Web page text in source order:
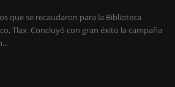
que se recaudaron para la Biblioteca